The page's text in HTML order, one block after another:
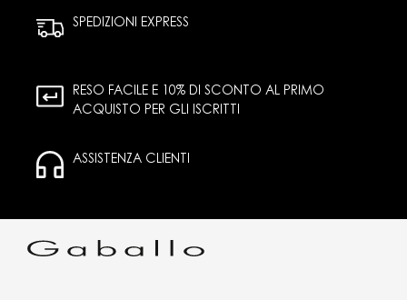
SPEDIZIONI EXPRESS
RESO FACILE E 10% DI SCONTO AL PRIMO
ACQUISTO PER GLI ISCRITTI
ASSISTENZA CLIENTI